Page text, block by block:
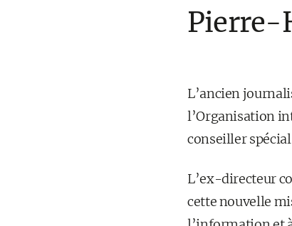
Pierre-
L’ancien
l’Organisation
conseiller
L’ex-directeur
cette nouvelle